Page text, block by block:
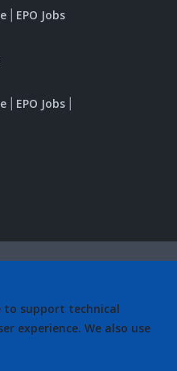
EPO Jobs
EPO Jobs
to support technical
experience. We also use